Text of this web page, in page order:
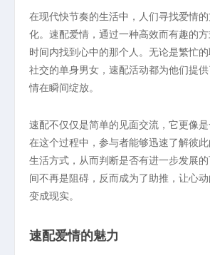
在现代快节奏的生活中，人们寻找爱情
化。速配爱情，通过一种高效而有趣的
时间内找到心中的那个人。无论是繁忙
社交的单身男女，速配活动都为他们提
情在瞬间绽放。
速配不仅仅是简单的见面交流，它更像是
在这个过程中，参与者能够迅速了解彼
生活方式，从而判断是否有进一步发展
间不再是阻碍，反而成为了助推，让心
变成现实。
速配爱情的魅力